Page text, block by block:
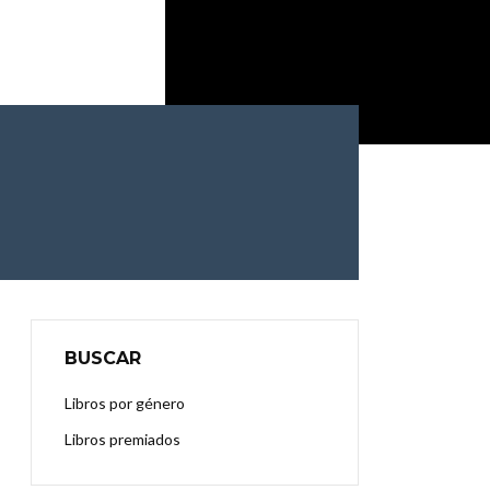
BUSCAR
Libros por género
Libros premiados